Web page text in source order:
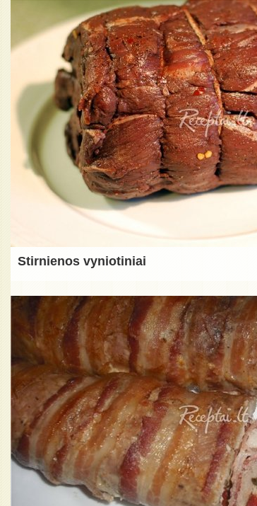
Stirnienos vyniotiniai